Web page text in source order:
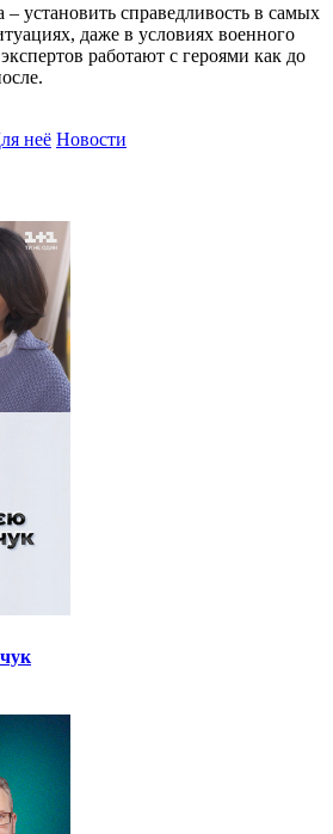
– установить справедливость в самых
даже в условиях военного
работают с героями как до
неё Новости